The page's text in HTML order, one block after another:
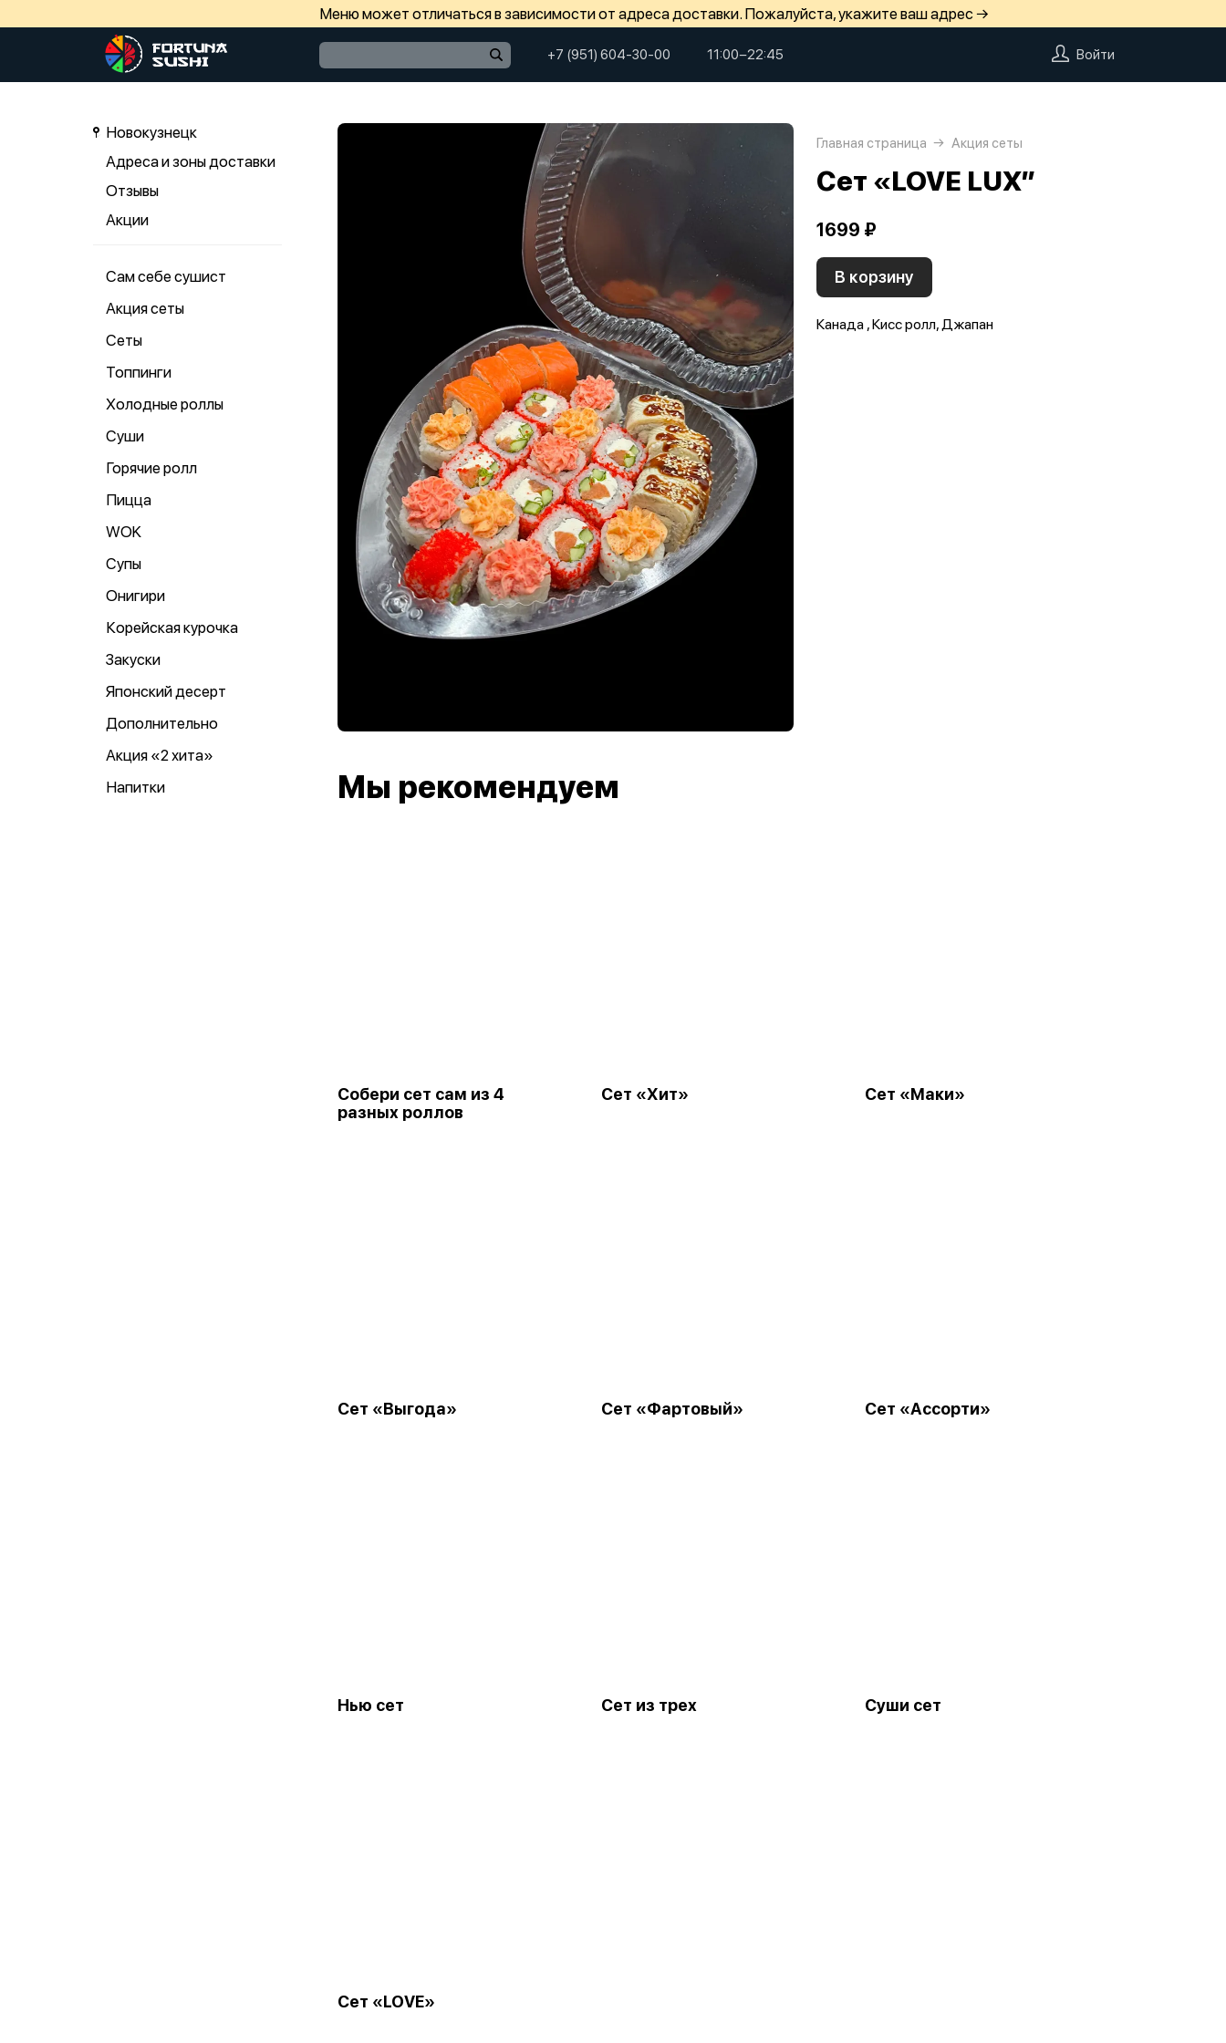
Меню может отличаться в зависимости от адреса доставки. Пожалуйста, укажите ваш адрес →
+7 (951) 604-30-00 11:00−22:45 Войти
Новокузнецк
Адреса и зоны доставки
Отзывы
Акции
Сам себе сушист
Акция сеты
Сеты
Топпинги
Холодные роллы
Суши
Горячие ролл
Пицца
WOK
Супы
Онигири
Корейская курочка
Закуски
Японский десерт
Дополнительно
Акция «2 хита»
Напитки
Главная страница Акция сеты
Сет «LOVE LUX”
1699 ₽
В корзину
Канада , Кисс ролл, Джапан
Мы рекомендуем
Собери сет сам из 4
разных роллов
Сет «Хит» Сет «Маки»
Сет «Выгода» Сет «Фартовый» Сет «Ассорти»
Нью сет Сет из трех Суши сет
Сет «LOVE»